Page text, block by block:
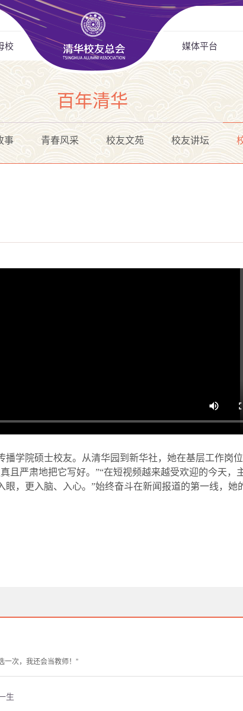
校 媒体平台
百年清华
事 青春风采 校友文苑 校友讲坛
播学院硕士校友。从清华园到新华社，她在基层工作岗
且严肃地把它写好。 ”“在短视频越来越受欢迎的今天，
，更入脑、入心。 ”始终奋斗在新闻报道的第一线，她
一次，我还会当教师！”
生